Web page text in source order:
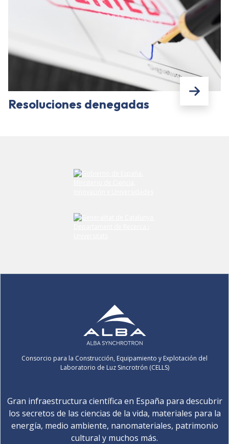
Resoluciones denegadas
Consorcio para la Construcción, Equipamiento y Explotación del
Laboratorio de Luz Sincrotrón (CELLS)
Gran infraestructura científica en España para descubrir
los secretos de las ciencias de la vida, materiales para la
energía, medio ambiente, nanomateriales, patrimonio
cultural y muchos más.